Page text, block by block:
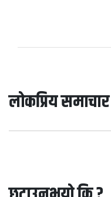
लोकप्रिय समाचार